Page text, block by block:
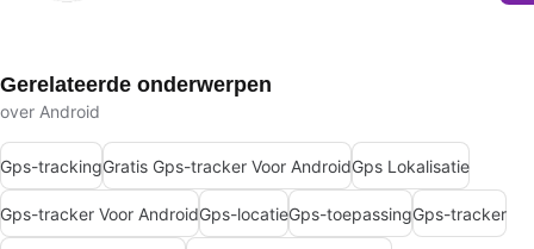
Gerelateerde onderwerpen
over Android
Gps-trackingGratis Gps-tracker Voor AndroidGps Lokalisatie
Gps-tracker Voor AndroidGps-locatieGps-toepassingGps-tracker